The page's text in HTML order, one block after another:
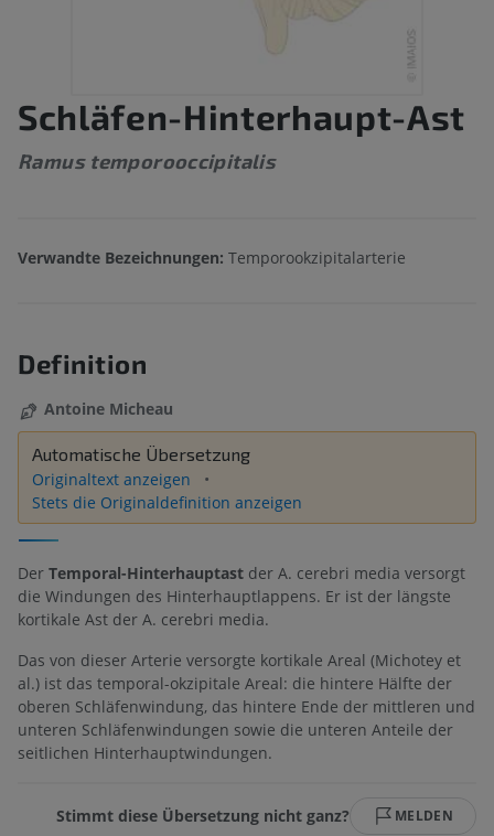
Schläfen-Hinterhaupt-Ast
Ramus temporooccipitalis
Verwandte Bezeichnungen: Temporookzipitalarterie
Definition
Antoine Micheau
Automatische Übersetzung
Originaltext anzeigen
Stets die Originaldefinition anzeigen
Der Temporal-Hinterhauptast der A. cerebri media versorgt
die Windungen des Hinterhauptlappens. Er ist der längste
kortikale Ast der A. cerebri media.
Das von dieser Arterie versorgte kortikale Areal (Michotey et
al.) ist das temporal-okzipitale Areal: die hintere Hälfte der
oberen Schläfenwindung, das hintere Ende der mittleren und
unteren Schläfenwindungen sowie die unteren Anteile der
seitlichen Hinterhauptwindungen.
Stimmt diese Übersetzung nicht ganz? MELDEN